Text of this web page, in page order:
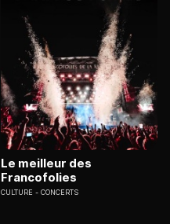
Le meilleur des
Francofolies
CULTURE CONCERTS